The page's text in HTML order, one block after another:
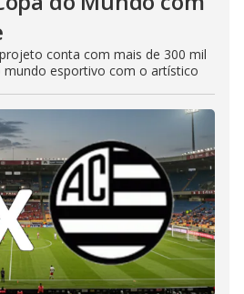
conta com mais de 300 mil
mundo esportivo com o artístico